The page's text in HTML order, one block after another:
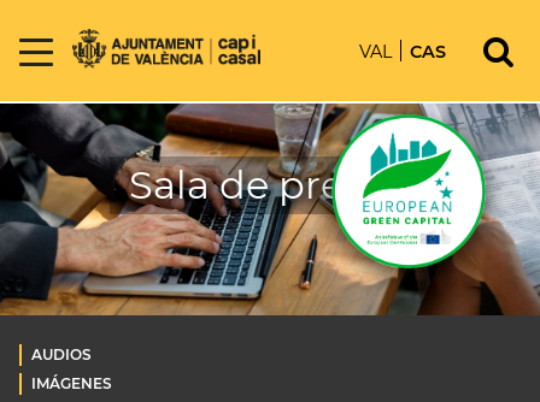
VAL CAS
Sala de prensa
AUDIOS
IMÁGENES